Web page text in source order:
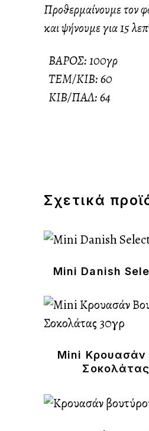
Προθερμαίνουμε τον
και ψήνουμε για 15
ΒΑΡΟΣ: 100γρ
ΤΕΜ/ΚΙΒ: 60
ΚΙΒ/ΠΑΛ: 64
Σχετικά
Mini Danish
Mini Κρουασάν